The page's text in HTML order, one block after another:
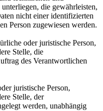
die gewährleisten,
nicht einer identifizierten
Person zugewiesen werden.
oder juristische Person,
Stelle, die
des Verantwortlichen
juristische Person,
Stelle, der
werden, unabhängig